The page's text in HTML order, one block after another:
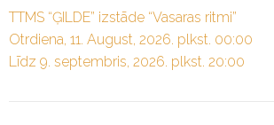
TTMS “ĢILDE” izstāde “Vasaras ritmi”
Otrdiena, 11. August, 2026. plkst. 00:00
Līdz 9. septembris, 2026. plkst. 20:00